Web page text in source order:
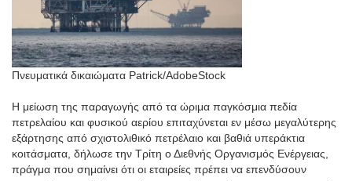
Πνευματικά δικαιώματα Patrick/AdobeStock
Η μείωση της παραγωγής από τα ώριμα παγκόσμια πεδία
πετρελαίου και φυσικού αερίου επιταχύνεται εν μέσω μεγαλύτερης
εξάρτησης από σχιστολιθικό πετρέλαιο και βαθιά υπεράκτια
κοιτάσματα, δήλωσε την Τρίτη ο Διεθνής Οργανισμός Ενέργειας,
πράγμα που σημαίνει ότι οι εταιρείες πρέπει να επενδύσουν